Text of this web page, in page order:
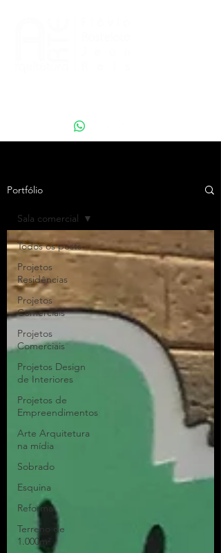
Portfólio
Todos os posts
Projetos
Residências
Projetos
Comerciais
Projetos
Comerciais
Projetos Design
de Interiores
Projetos de
Empreendimentos
Arte Arquitetura
na mídia
Sobrado
Esquina
Reforma
Terreno de
1.000m²
Sala comercial